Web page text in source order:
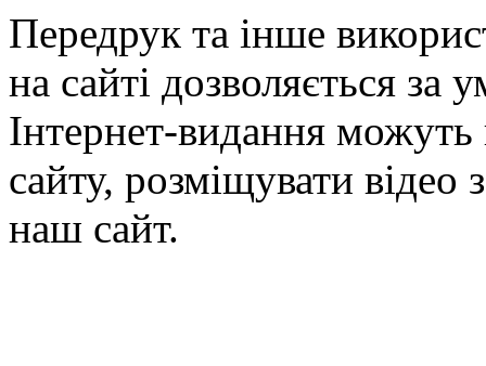
Передрук та інше
на сайті дозволяється
Інтернет-видання можуть
сайту, розміщувати відео
наш сайт.